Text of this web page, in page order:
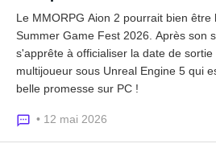
Le MMORPG Aion 2 pourrait bien être
Summer Game Fest 2026. Après son
s'apprête à officialiser la date de
multijoueur sous Unreal Engine 5 qui
belle promesse sur PC !
• 12 mai 2026